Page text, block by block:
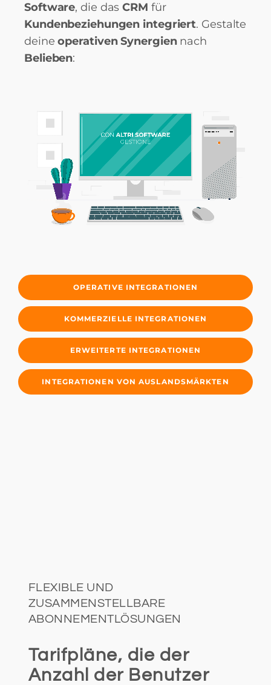
Software, die dasCRM für
Kundenbeziehungen integriert. Gestalte
deineoperativen Synergien nach
Belieben:
OPERATIVE INTEGRATIONEN
KOMMERZIELLE INTEGRATIONEN
ERWEITERTE INTEGRATIONEN
INTEGRATIONEN VON AUSLANDSMÄRKTEN
FLEXIBLE UND
ZUSAMMENSTELLBARE
ABONNEMENTLÖSUNGEN
Tarifpläne, die der
Anzahl der Benutzer